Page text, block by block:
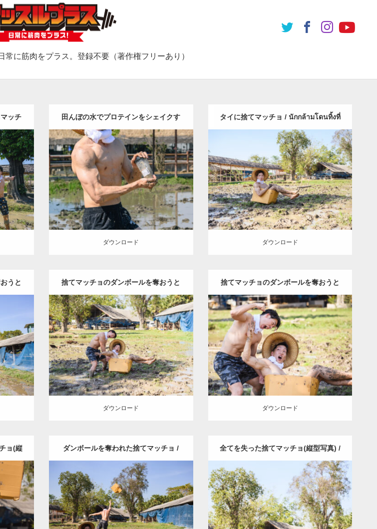
常に筋肉をプラス。登録不要（著作権フリーあり）
ッチ
อย่าง
イ）
さん
)
イ)
田んぼの水でプロテインをシェイクす
るマッチョ(縦型写真) / นักกล้ามเขย่า
โปรตีนกับน้ำที่อยู่ในนา
Update:2023.02.25
Category:水牛とマッチョ（タイ）
Wacharaphop Tupsuk (Aun) /ウンさん
(タイ人)
AKIHITO(細マッチョ) 上腕三
頭筋 肩 スパンブリー県 (タイ)
ダウンロード
ダウンロード
タイに捨てマッチョ / นักกล้ามโดนทิ้งที่
ไทย
2023.02.25
Category:水牛とマッチョ（タイ）
Wacharaphop Tupsuk (Aun) /ウンさん
(タイ人) AKIHITO(細マッチョ) 捨てマ
ッチョ スパンブリー県 (タイ)
ダウンロード
ダウンロード
うと
ง
）
さん
)
リー県
捨てマッチョのダンボールを奪おうと
するマッチョ / นักกล้ามกำลังแย่งกล่อง
กระดาษของนักกล้ามที่โดนทิ้ง
Update:2023.02.25
Category:水牛とマッチョ（タイ）
Wacharaphop Tupsuk (Aun) /ウンさん
(タイ人) AKIHITO(細マッチョ)
SOSUKE 捨てマッチョ スパンブリー県
(タイ)
ダウンロード
ダウンロード
捨てマッチョのダンボールを奪おうと
するマッチョ / นักกล้ามกำลังแย่งกล่อง
กระดาษของนักกล้ามที่โดนทิ้ง
Update:2023.02.25
Category:水牛とマッチョ（タイ）
Wacharaphop Tupsuk (Aun) /ウンさん
(タイ人) AKIHITO(細マッチョ)
SOSUKE 捨てマッチョ スパンブリー県
(タイ)
ダウンロード
ダウンロード
ョ(縦
ล่อง
）
さん
)
チョ
ダンボールを奪われた捨てマッチョ /
นักกล้ามโดนทิ้งถูกแย่งกล่องกระดาษ
2023.02.25
Category: 水牛とマッチョ（タイ）
Wacharaphop Tupsuk (Aun) /ウンさん
(タイ人) AKIHITO(細マッチョ)
SOSUKE 背中 捨てマッチョ スパンブ
リー県 (タイ)
全てを失った捨てマッチョ(縦型写真) /
นักกล้ามที่ไม่เหลืออะไรเลย
Update:
2023.02.25
Category:水牛とマッチョ（タイ）
Wacharaphop Tupsuk (Aun) /ウンさん
(タイ人) AKIHITO(細マッチョ) 捨てマ
ッチョ スパンブリー県 (タイ)